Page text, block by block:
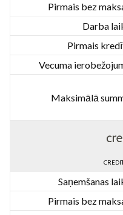
Pirmais bez
Darba
Pirmais
Vecuma
Maksimālā
Saņemšanas
Pirmais bez